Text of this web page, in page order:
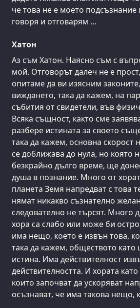
че това не е моето подсъзнание
говоря и отговарям …
Хатон
Аз съм Хатон. Наясно съм с
мой. Отговорът далеч не е
опитаме да ви изясним
виждането, така да кажем, на
събития от свидетели, във
Всяка същност, както сме
разбере истината за своето
така да кажем, основна скорост
се доближава до нула, но която
безкрайно дълго време, ще
душа в познание. Много от
планета Земя напредват с това
нямат никакво съзнателно
следователно не търсят. Много
хора са слабо или може би
има нещо, което е извън това,
така да кажем, обществото като
истина. Има действителност
действителността. И хората като
които започват да ускоряват
осъзнават, че има такова нещо,